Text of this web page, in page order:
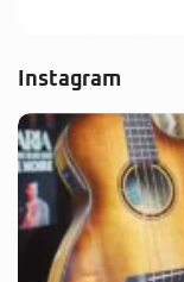
Instagram